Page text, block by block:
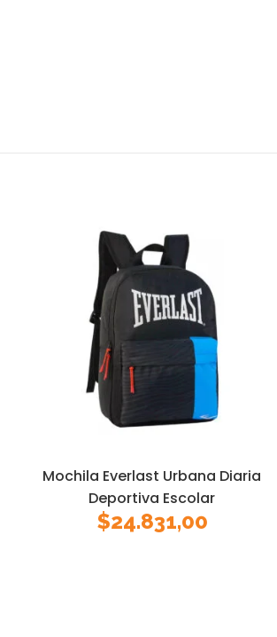
Mochila Everlast Urbana Diaria
Deportiva Escolar
$24.831,00